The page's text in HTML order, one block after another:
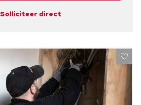
Solliciteer direct